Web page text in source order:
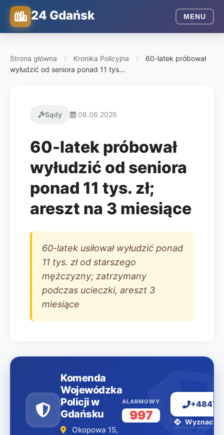
24 Gdańsk MENU
Strona główna / Kronika Policyjna /
60-latek próbował
wyłudzić od seniora ponad 11 tys...
Sądy 08.06.2026
60-latek próbował
wyłudzić od seniora
ponad 11 tys. zł;
areszt na 3 miesiące
60-latek usiłował wyłudzić ponad
11 tys. zł od starszego
mężczyzny; zatrzymany
podczas ucieczki, areszt 3
miesiące
Komenda
Wojewódzka
Policji w
Gdańsku
Okopowa 15,
ALARMOWY
997 Wyznacz